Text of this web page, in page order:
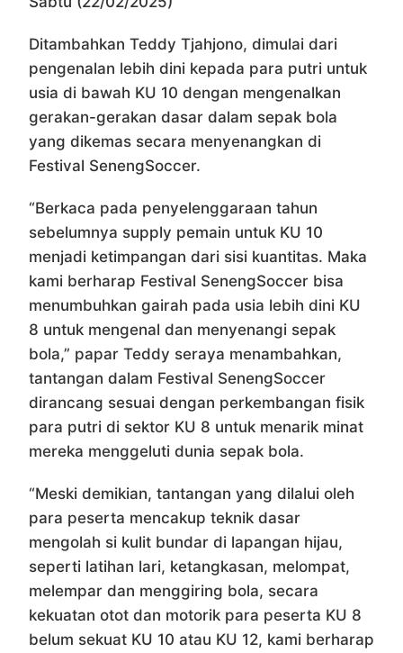
Ditambahkan Teddy Tjahjono, dimulai dari
pengenalan lebih dini kepada para putri untuk
usia di bawah KU 10 dengan mengenalkan
gerakan-gerakan dasar dalam sepak bola
yang dikemas secara menyenangkan di
Festival SenengSoccer.
“Berkaca pada penyelenggaraan tahun
sebelumnya supply pemain untuk KU 10
menjadi ketimpangan dari sisi kuantitas. Maka
kami berharap Festival SenengSoccer bisa
menumbuhkan gairah pada usia lebih dini KU
8 untuk mengenal dan menyenangi sepak
bola,” papar Teddy seraya menambahkan,
tantangan dalam Festival SenengSoccer
dirancang sesuai dengan perkembangan fisik
para putri di sektor KU 8 untuk menarik minat
mereka menggeluti dunia sepak bola.
“Meski demikian, tantangan yang dilalui oleh
para peserta mencakup teknik dasar
mengolah si kulit bundar di lapangan hijau,
seperti latihan lari, ketangkasan, melompat,
melempar dan menggiring bola, secara
kekuatan otot dan motorik para peserta KU 8
belum sekuat KU 10 atau KU 12, kami berharap